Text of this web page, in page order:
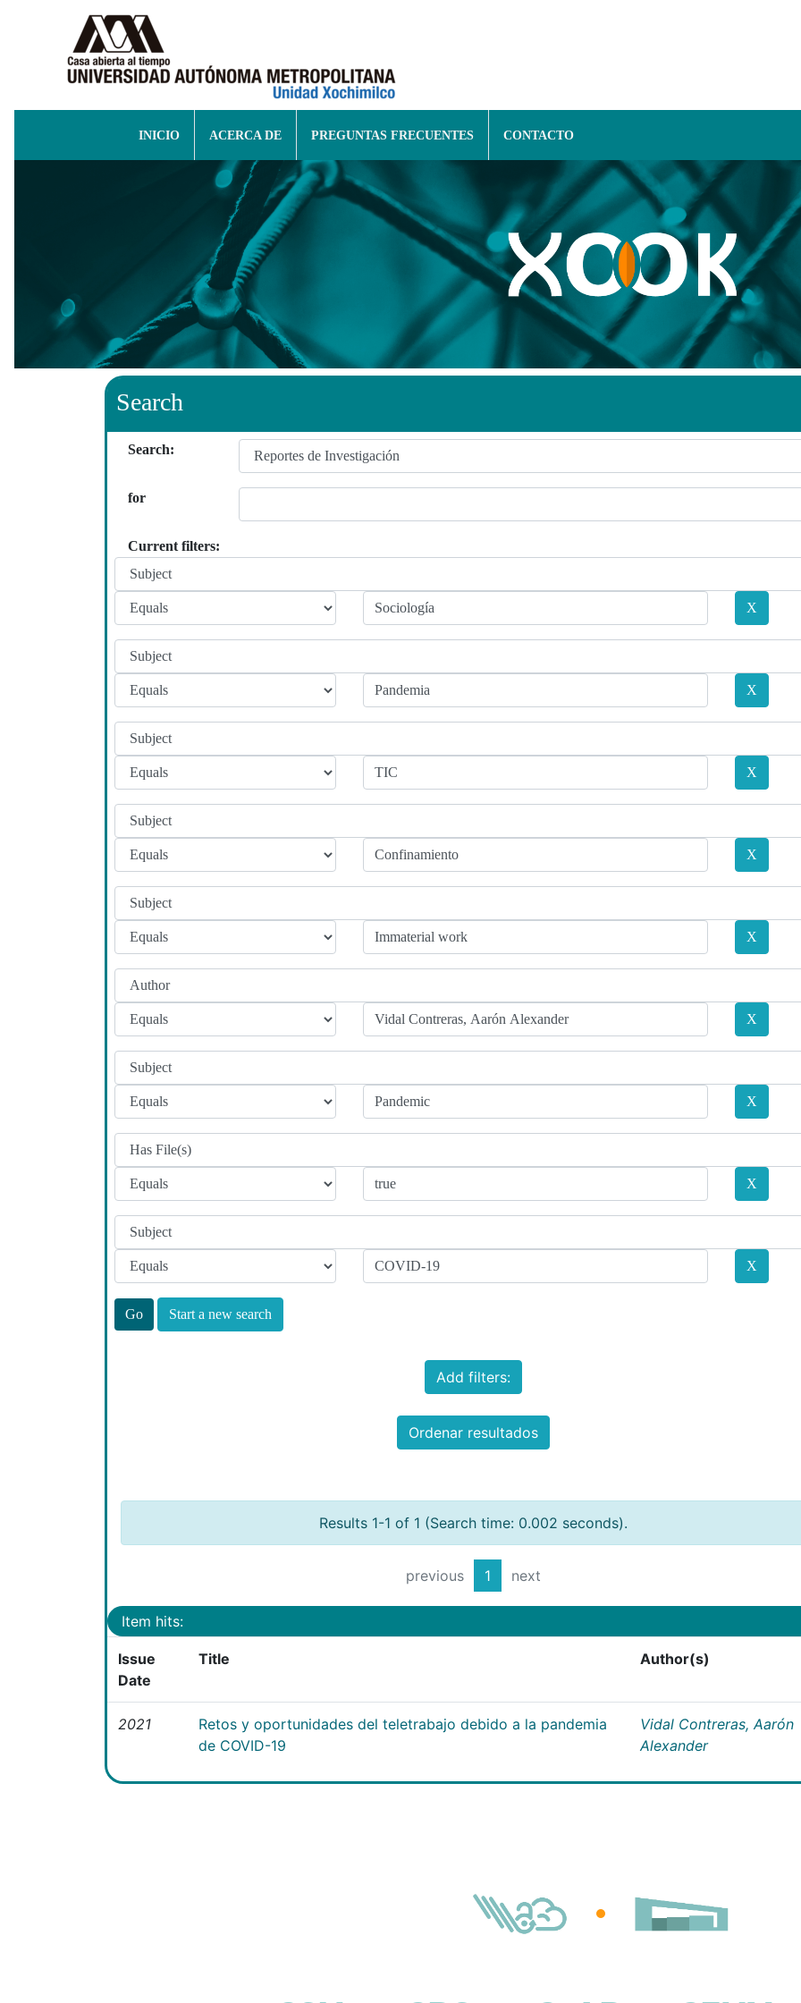
INICIO ACERCA DE PREGUNTAS FRECUENTES CONTACTO
Search
Search:
for
Current filters:
Start a new search
Add filters:
Ordenar resultados
Results 1-1 of 1 (Search time: 0.002 seconds).
previous 1 next
Item hits:
Issue
Date
Title Author(s)
2021
Retos y oportunidades del teletrabajo debido a la pandemia
de COVID-19
Vidal Contreras, Aarón
Alexander